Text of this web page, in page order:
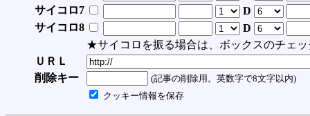
サイコロ7
D
サイコロ8
D
★サイコロを振る場合は、ボックスのチェッ
ＵＲＬ
削除キー
(記事の削除用。英数字で8文字以内)
クッキー情報を保存